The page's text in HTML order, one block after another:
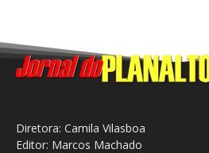
Diretora: Camila Vilasboa
Editor: Marcos Machado